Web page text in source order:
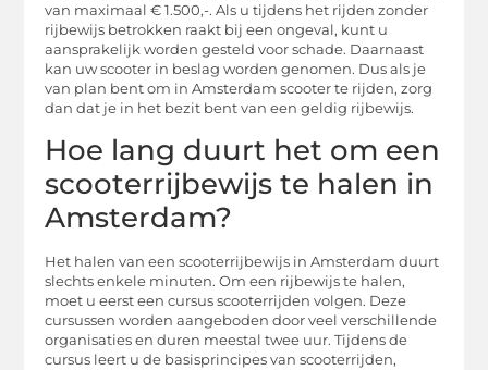
van maximaal € 1.500,-. Als u tijdens het rijden zonder
rijbewijs betrokken raakt bij een ongeval, kunt u
aansprakelijk worden gesteld voor schade. Daarnaast
kan uw scooter in beslag worden genomen. Dus als je
van plan bent om in Amsterdam scooter te rijden, zorg
dan dat je in het bezit bent van een geldig rijbewijs.
Hoe lang duurt het om een
​​scooterrijbewijs te halen in
Amsterdam?
Het halen van een scooterrijbewijs in Amsterdam duurt
slechts enkele minuten. Om een ​​rijbewijs te halen,
moet u eerst een cursus scooterrijden volgen. Deze
cursussen worden aangeboden door veel verschillende
organisaties en duren meestal twee uur. Tijdens de
cursus leert u de basisprincipes van scooterrijden,